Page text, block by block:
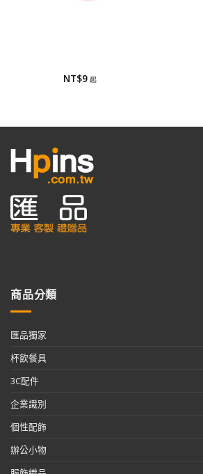
NT$9
商品分類
匯品獨家
杯飲餐具
3C配件
企業識別
個性配飾
辦公小物